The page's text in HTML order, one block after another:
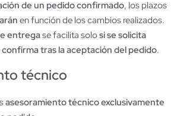
de un pedido confirmado, los plazos
en función de los cambios realizados.
entregase facilita solosi se solicita
confirma tras la aceptación del pedido.
técnico
asesoramiento técnico exclusivamente